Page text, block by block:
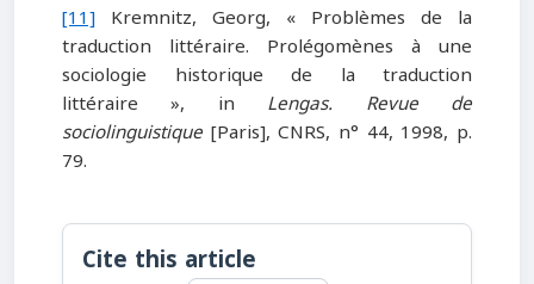
[11] Kremnitz, Georg, « Problèmes de la
traduction littéraire. Prolégomènes à une
sociologie historique de la traduction
littéraire », in Lengas. Revue de
sociolinguistique [Paris], CNRS, n° 44, 1998, p.
79.
Cite this article